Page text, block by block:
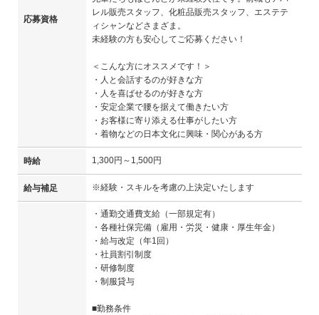
応募資格
レル販売スタッフ、化粧品販売スタッフ、エステテ
ィシャンなどさまざま。
未経験の方も安心してご応募ください！
＜こんな方にオススメです！＞
・人と会話するのが好きな方
・人を喜ばせるのが好きな方
・安定企業で腰を据えて働きたい方
・お客様に寄り添える仕事がしたい方
・着物などの日本文化に興味・関心がある方
時給 1,300円～1,500円
給与補足 ※経験・スキルを考慮の上決定いたします
・通勤交通費支給（一部規定有）
・各種社保完備（雇用・労災・健康・厚生年金）
・給与改定（年1回）
・社員割引制度
・研修制度
・制服貸与
■勤務条件